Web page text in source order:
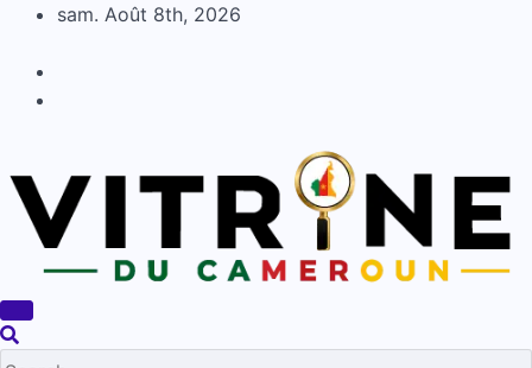
Skip
content
sam. Août 8th, 2026